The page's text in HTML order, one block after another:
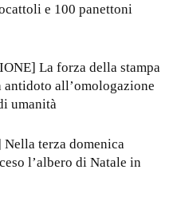
e 100 panettoni
La forza della stampa
antidoto all’omologazione
umanità
terza domenica
l’albero di Natale in